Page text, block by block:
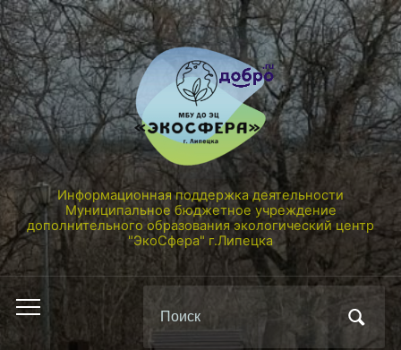
Информационная поддержка деятельности
Муниципальное бюджетное учреждение
дополнительного образования экологический центр
"ЭкоСфера" г.Липецка
Переключить
мобильное
Поиск
по: